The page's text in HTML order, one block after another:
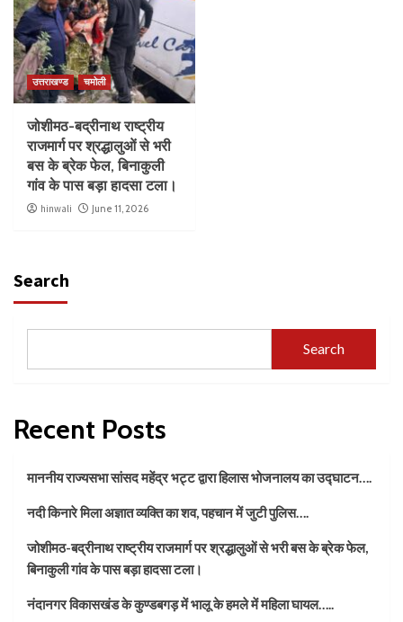
उत्तराखण्ड चमोली
जोशीमठ-बद्रीनाथ राष्ट्रीय
राजमार्ग पर श्रद्धालुओं से भरी
बस के ब्रेक फेल, बिनाकुली
गांव के पास बड़ा हादसा टला।
hinwali June 11, 2026
Search
Search
Recent Posts
माननीय राज्यसभा सांसद महेंद्र भट्ट द्वारा हिलास भोजनालय का उद्घाटन….
नदी किनारे मिला अज्ञात व्यक्ति का शव, पहचान में जुटी पुलिस….
जोशीमठ-बद्रीनाथ राष्ट्रीय राजमार्ग पर श्रद्धालुओं से भरी बस के ब्रेक फेल,
बिनाकुली गांव के पास बड़ा हादसा टला।
नंदानगर विकासखंड के कुण्डबगड़ में भालू के हमले में महिला घायल…..